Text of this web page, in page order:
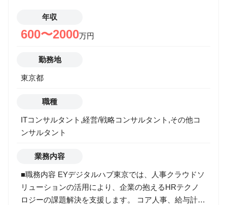
を行います。また、DX推進におけるガバナンスモデル
ご経験やご志向を加味して役割を持っていただきま
（GDS)との協業の機会にも参画頂きます。 【関連す
るサービスの例】 ・ Microsoft Viva インサイトを活用
ン支援 ・ 営業・顧客エクスペリエンスデザインと
Dynamics 365 CE 導入支援 ・ DX COEによるDX内製
化推進支援とPower Platform によるローコード開発支
援 ・ サステナビリティ・データプラットフォーム導
入支援
ブ福岡について EYデジタルハブ福岡は、2021年10月
に新たに開設した、デジタルトランスフォーメーショ
外の開発拠点と共同でアプリケーションの開発・運用
ルな業務改革を支援します。 EYデジタルハブ福岡で
す。新規立ち上げのため、組織の成長とメンバーの成
長が同期でき、組織規模もまだ小さく、一人一人が重
要な戦力として位置付けられるため、リーダーシップ
年収
600〜2000万円
勤務地
東京都
職種
ITコンサルタント,経営/戦略コンサルタント,その他コ
ンサルタント
業務内容
■職務内容 EYデジタルハブ東京では、人事クラウドソ
リューションの活用により、企業の抱えるHRテクノ
ロジーの課題解決を支援します。 コア人事、給与計